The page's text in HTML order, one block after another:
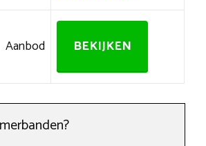
Aanbod BEKIJKEN